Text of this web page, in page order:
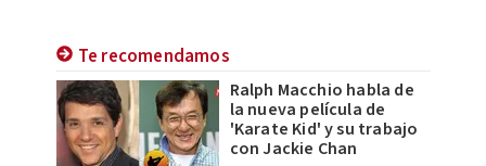
Te recomendamos
Ralph Macchio habla de
la nueva película de
'Karate Kid' y su trabajo
con Jackie Chan